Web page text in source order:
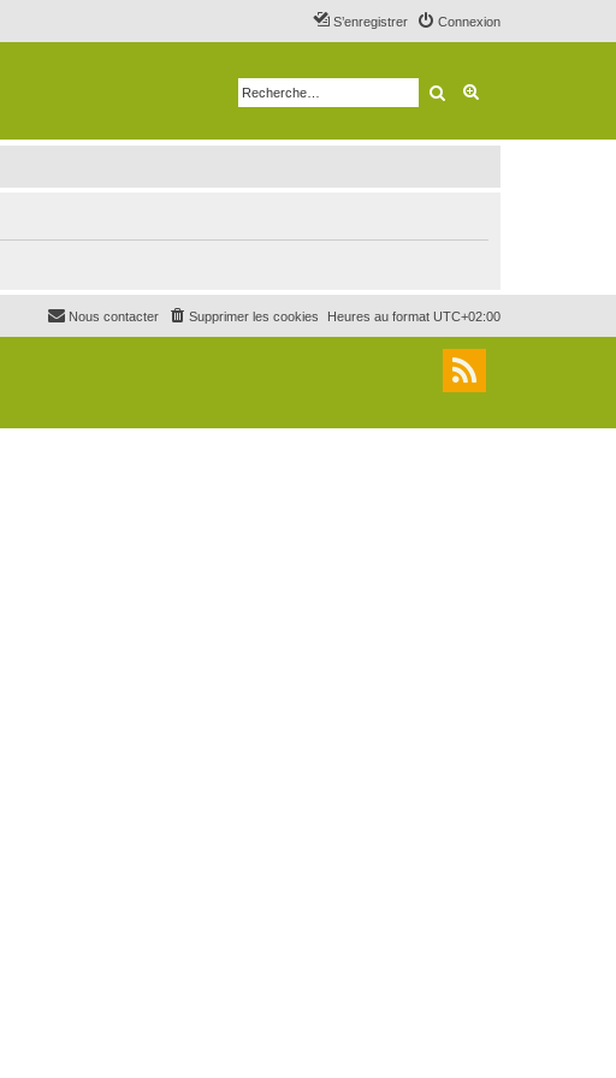
Connexion
S’enregistrer
Rechercher
Heures au format UTC+02:00
Supprimer les cookies
Nous contacter